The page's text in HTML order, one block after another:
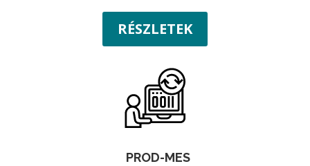
RÉSZLETEK
PROD-MES